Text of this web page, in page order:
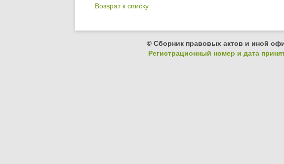
Возврат к списку
© Сборник правовых актов и иной
Регистрационный номер и дата